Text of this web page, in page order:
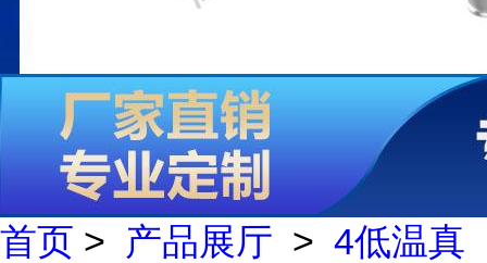
首页 > 产品展厅 > 4低温真